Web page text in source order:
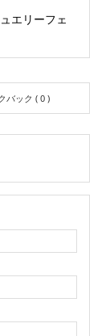
エリーフェ
バック ( 0 )